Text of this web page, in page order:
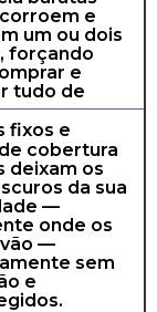
e
um ou dois
forçando
e
tudo de
fixos e
cobertura
deixam os
da sua
—
onde os
—
sem
e